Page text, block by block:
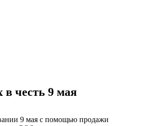
в честь 9 мая
9 мая с помощью продажи